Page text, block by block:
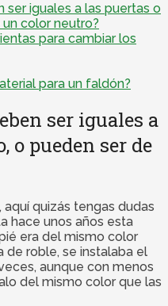
ser iguales a las puertas o
color neutro?
para cambiar los
para un faldón?
ser iguales a
o pueden ser de
quizás tengas dudas
hace unos años esta
era del mismo color
de roble, se instalaba el
aunque con menos
del mismo color que las